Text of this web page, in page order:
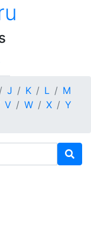
J K L
M
V W X
Y